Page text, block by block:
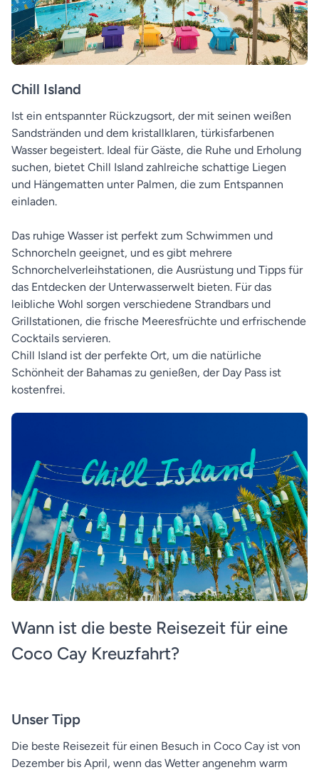
Chill Island
Ist ein entspannter Rückzugsort, der mit seinen weißen
Sandstränden und dem kristallklaren, türkisfarbenen
Wasser begeistert. Ideal für Gäste, die Ruhe und Erholung
suchen, bietet Chill Island zahlreiche schattige Liegen
und Hängematten unter Palmen, die zum Entspannen
einladen.
Das ruhige Wasser ist perfekt zum Schwimmen und
Schnorcheln geeignet, und es gibt mehrere
Schnorchelverleihstationen, die Ausrüstung und Tipps für
das Entdecken der Unterwasserwelt bieten. Für das
leibliche Wohl sorgen verschiedene Strandbars und
Grillstationen, die frische Meeresfrüchte und erfrischende
Cocktails servieren.
Chill Island ist der perfekte Ort, um die natürliche
Schönheit der Bahamas zu genießen, der Day Pass ist
kostenfrei.
Wann ist die beste Reisezeit für eine
Coco Cay Kreuzfahrt?
Unser Tipp
Die beste Reisezeit für einen Besuch in Coco Cay ist von
Dezember bis April, wenn das Wetter angenehm warm